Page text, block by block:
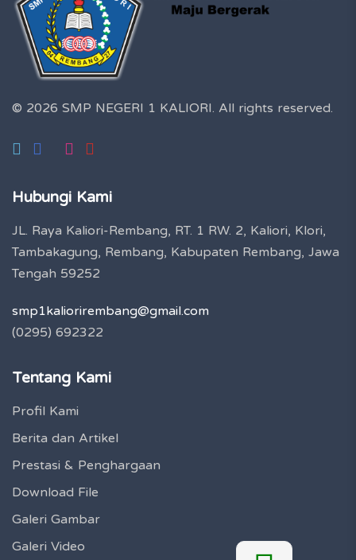
© 2026 SMP NEGERI 1 KALIORI. All rights reserved.
Hubungi Kami
JL. Raya Kaliori-Rembang, RT. 1 RW. 2, Kaliori, Klori,
Tambakagung, Rembang, Kabupaten Rembang, Jawa
Tengah 59252
smp1kaliorirembang@gmail.com
(0295) 692322
Tentang Kami
Profil Kami
Berita dan Artikel
Prestasi & Penghargaan
Download File
Galeri Gambar
Galeri Video